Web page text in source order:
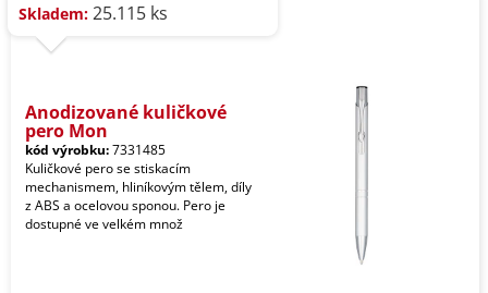
Skladem: 25.115 ks
Anodizované kuličkové
pero Mon
kód výrobku:7331485
Kuličkové pero se stiskacím
mechanismem, hliníkovým tělem, díly
z ABS a ocelovou sponou. Pero je
dostupné ve velkém množ